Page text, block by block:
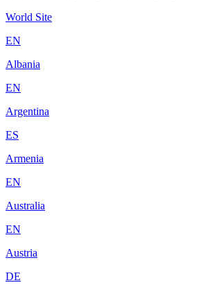
World Site
EN
Albania
EN
Argentina
ES
Armenia
EN
Australia
EN
Austria
DE